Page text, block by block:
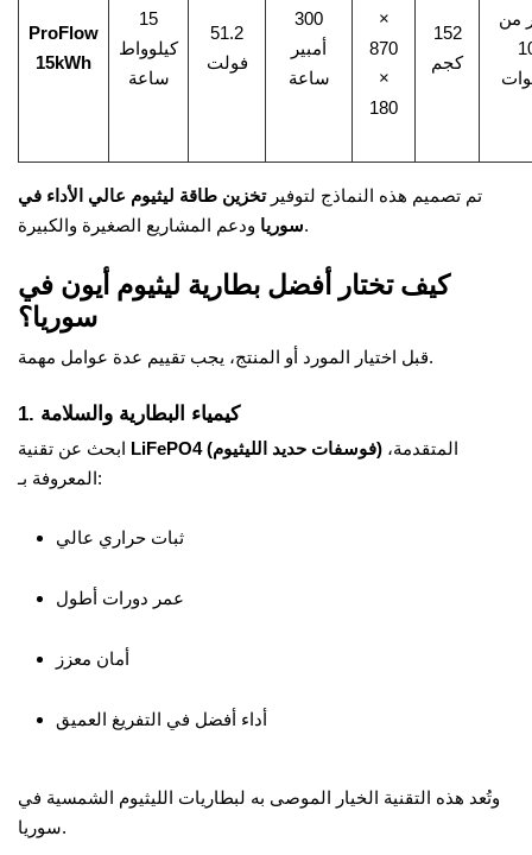
ProFlow
15kWh
15
كيلوواط
ساعة
51.2
فولت
300
أمبير
ساعة
×
870
×
180
152
كجم
من
تم تصميم هذه النماذج لتوفيرتخزين طاقة ليثيوم عالي الأداء في
سورياودعم المشاريع الصغيرة والكبيرة.
كيف تختار أفضل بطارية ليثيوم أيون في
سوريا؟
قبل اختيار المورد أو المنتج، يجب تقييم عدة عوامل مهمة.
1. كيمياء البطارية والسلامة
LiFePO4 (فوسفات حديد الليثيوم)
المعروفة بـ:
ثبات حراري عالي
عمر دورات أطول
أمان معزز
أداء أفضل في التفريغ العميق
وتُعد هذه التقنية الخيار الموصى به لبطاريات الليثيوم الشمسية في
سوريا.